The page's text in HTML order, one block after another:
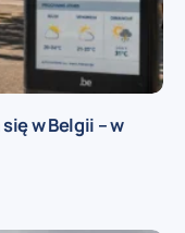
w Belgii – w